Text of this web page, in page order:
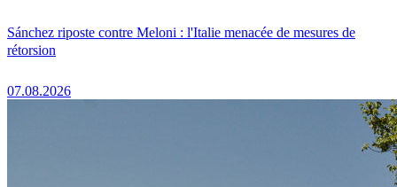
Sánchez riposte contre Meloni : l'Italie menacée de mesures de
rétorsion
07.08.2026